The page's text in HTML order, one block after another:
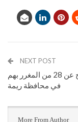
NEXT POST
الإفراج عن 28 من المغرر بهم
في محافظة ريمة
More From Author